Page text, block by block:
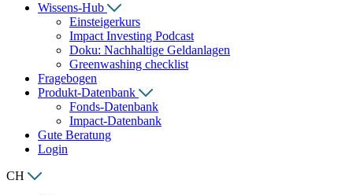
Wissens-Hub
Einsteigerkurs
Impact Investing Podcast
Doku: Nachhaltige Geldanlagen
Greenwashing checklist
Fragebogen
Produkt-Datenbank
Fonds-Datenbank
Impact-Datenbank
Gute Beratung
Login
CH